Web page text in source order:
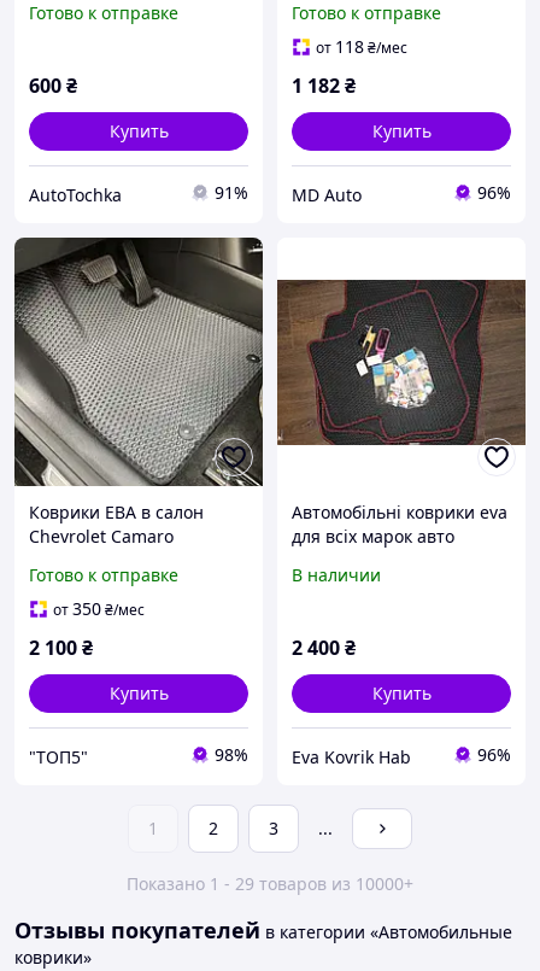
шт.
Готово к отправке
600₴
Купить
AutoTochka 91%
2025 / Лада Нива Ваз
Нива автогум
Готово к отправке
от 118₴/мес
1 182₴
Купить
MD Auto 96%
Коврики ЕВА в салон
Chevrolet Camaro
Готово к отправке
от350₴/мес
2 100₴
Купить
"ТОП5" 98%
Автомобільні коврики eva
для всіх марок авто
В наличии
2 400₴
Купить
Eva Kovrik Hab 96%
1 2 3 ...
Показано 1 - 29 товаров из 10000+
Отзывы покупателей в категории «Автомобильные
коврики»